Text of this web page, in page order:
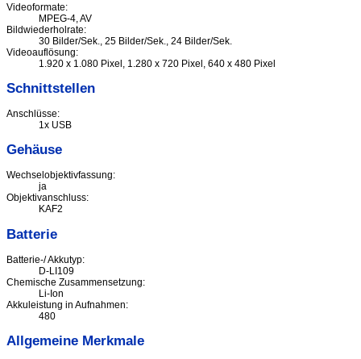
Videoformate:
MPEG-4, AV
Bildwiederholrate:
30 Bilder/Sek., 25 Bilder/Sek., 24 Bilder/Sek.
Videoauflösung:
1.920 x 1.080 Pixel, 1.280 x 720 Pixel, 640 x 480 Pixel
Schnittstellen
Anschlüsse:
1x USB
Gehäuse
Wechselobjektivfassung:
ja
Objektivanschluss:
KAF2
Batterie
Batterie-/ Akkutyp:
D-LI109
Chemische Zusammensetzung:
Li-Ion
Akkuleistung in Aufnahmen:
480
Allgemeine Merkmale